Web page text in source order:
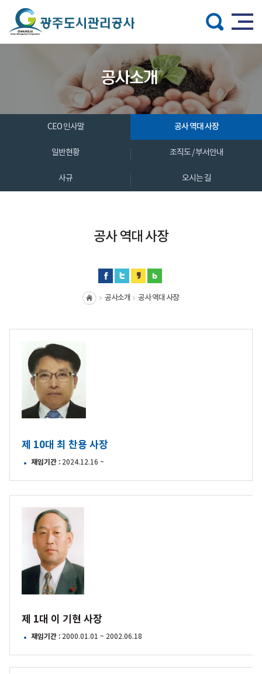
CEO 인사말 공사 역대 사장
일반현황 조직도 / 부서안내
사규 오시는 길
공사 역대 사장
공사소개 공사 역대 사장
제
9대
최
찬용
제 10대 최 찬용 사장
재임기간: 2024.12.16 ~
1대
기현
사장
제 1대 이 기현 사장
재임기간: 2000.01.01 ~ 2002.06.18